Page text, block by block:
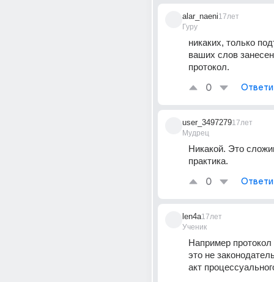
alar_naeni
Гуру
17лет
никаких, только
ваших слов
протокол.
0
user_3497279
Мудрец
17лет
Никакой. Это
практика.
0
len4a
Ученик
17лет
Например протокол
это не
акт